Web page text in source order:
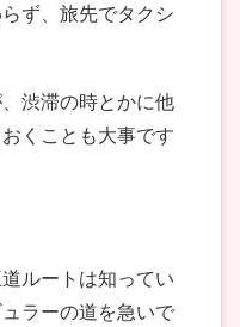
ず、旅先でタクシ
渋滞の時とかに他
くことも大事です
ルートは知ってい
ラーの道を急いで